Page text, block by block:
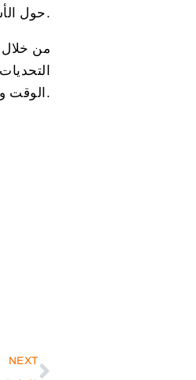
حول الأسعار والاتجاهات الموسمية.
من خلال
الوقت والمال وضمان تجربة ناجحة.
NEXT